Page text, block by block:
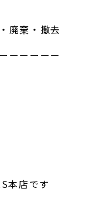
廃棄・撤去
ーーーーー
本店です